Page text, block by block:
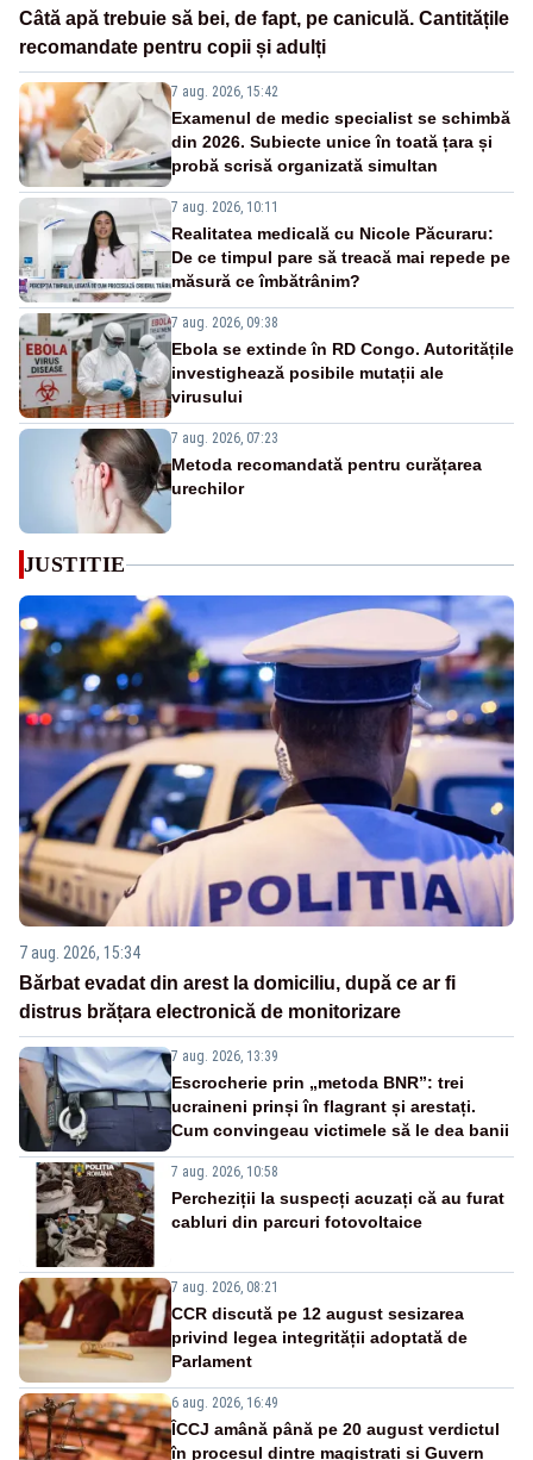
Câtă apă trebuie să bei, de fapt, pe caniculă. Cantitățile
recomandate pentru copii și adulți
7 aug. 2026, 15:42
Examenul de medic specialist se schimbă
din 2026. Subiecte unice în toată țara și
probă scrisă organizată simultan
7 aug. 2026, 10:11
Realitatea medicală cu Nicole Păcuraru:
De ce timpul pare să treacă mai repede pe
măsură ce îmbătrânim?
7 aug. 2026, 09:38
Ebola se extinde în RD Congo. Autoritățile
investighează posibile mutații ale
virusului
7 aug. 2026, 07:23
Metoda recomandată pentru curățarea
urechilor
JUSTITIE
7 aug. 2026, 15:34
Bărbat evadat din arest la domiciliu, după ce ar fi
distrus brățara electronică de monitorizare
7 aug. 2026, 13:39
Escrocherie prin „metoda BNR”: trei
ucraineni prinși în flagrant și arestați.
Cum convingeau victimele să le dea banii
7 aug. 2026, 10:58
Percheziții la suspecți acuzați că au furat
cabluri din parcuri fotovoltaice
7 aug. 2026, 08:21
CCR discută pe 12 august sesizarea
privind legea integrității adoptată de
Parlament
6 aug. 2026, 16:49
ÎCCJ amână până pe 20 august verdictul
în procesul dintre magistrați și Guvern